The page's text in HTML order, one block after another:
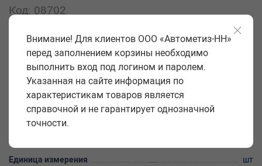
Код: 08702
(пластмас.) (уп. 10 шт) на сайте «Автометиз-НН» оптом с
доставкой по всей России. Купить товар штуцер радиатора
отопителя прямой (пластмас.) (уп. 10 шт) можно по цене 29.52
рублей (характеристики, фото, описание).
Количество в упаковке
Вес упаковки
0,010 кг
Единица измерения
шт
Внимание! Для клиентов ООО «Автометиз-НН»
перед заполнением корзины необходимо
выполнить вход под логином и паролем.
Указанная на сайте информация по
характеристикам товаров является
справочной и не гарантирует однозначной
точности.